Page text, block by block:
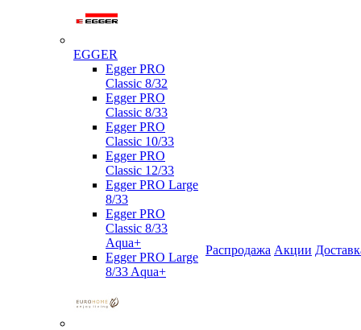
EGGER
Egger PRO
Classic 8/32
Egger PRO
Classic 8/33
Egger PRO
Classic 10/33
Egger PRO
Classic 12/33
Egger PRO Large
8/33
Egger PRO
Classic 8/33
Aqua+
Egger PRO Large
8/33 Aqua+
Распродажа Акции